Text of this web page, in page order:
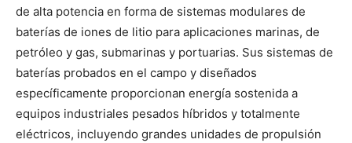
de alta potencia en forma de sistemas modulares de
baterías de iones de litio para aplicaciones marinas, de
petróleo y gas, submarinas y portuarias. Sus sistemas de
baterías probados en el campo y diseñados
específicamente proporcionan energía sostenida a
equipos industriales pesados ​​híbridos y totalmente
eléctricos, incluyendo grandes unidades de propulsión